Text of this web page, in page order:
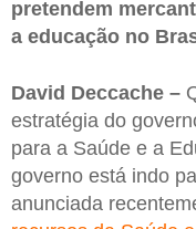
pretendem
a educação no
David Deccache –
estratégia do
para a Saúde e a
governo está indo
anunciada